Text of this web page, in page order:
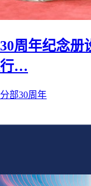
周年纪念册
行…
部30周年